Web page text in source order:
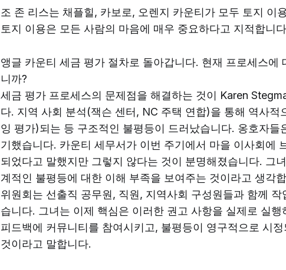
조 존 리스는 채플힐, 카보로, 오렌지 카운티가 모두 토지 이
토지 이용은 모든 사람의 마음에 매우 중요하다고 지적합니
앵글 카운티 세금 평가 절차로 돌아갑니다. 현재 프로세스에
니까?
세금 평가 프로세스의 문제점을 해결하는 것이 Karen
다. 지역 사회 분석(잭슨 센터, NC 주택 연합)을 통해 역사적
잉 평가)되는 등 구조적인 불평등이 드러났습니다. 옹호자들
기했습니다. 카운티 세무서가 이번 주기에서 마을 이사회에
되었다고 말했지만 그렇지 않다는 것이 분명해졌습니다. 그
계적인 불평등에 대한 이해 부족을 보여주는 것이라고 생각
위원회는 선출직 공무원, 직원, 지역사회 구성원들과 함께
습니다. 그녀는 이제 핵심은 이러한 권고 사항을 실제로 실
피드백에 커뮤니티를 참여시키고, 불평등이 영구적으로 시
것이라고 말합니다.